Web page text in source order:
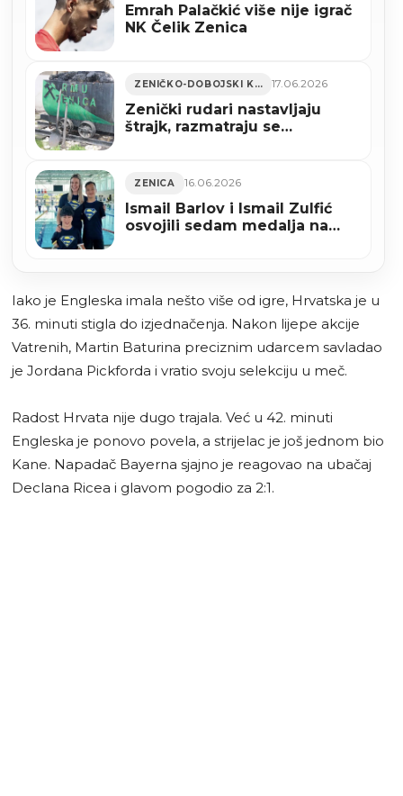
Emrah Palačkić više nije igrač
NK Čelik Zenica
ZENIČKO-DOBOJSKI KANTON 17.06.2026
Zenički rudari nastavljaju
štrajk, razmatraju se
ZENICA 16.06.2026
Ismail Barlov i Ismail Zulfić
osvojili sedam medalja na
Iako je Engleska imala nešto više od igre, Hrvatska je u
36. minuti stigla do izjednačenja. Nakon lijepe akcije
Vatrenih, Martin Baturina preciznim udarcem savladao
je Jordana Pickforda i vratio svoju selekciju u meč.
Radost Hrvata nije dugo trajala. Već u 42. minuti
Engleska je ponovo povela, a strijelac je još jednom bio
Kane. Napadač Bayerna sjajno je reagovao na ubačaj
Declana Ricea i glavom pogodio za 2:1.